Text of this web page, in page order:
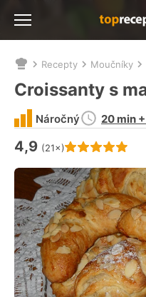
Nacházíte
se
zde:
Recepty Moučníky
Croissanty s
Hodnocení receptu je
4,9 (21×)
Náročný
Doba
20 min